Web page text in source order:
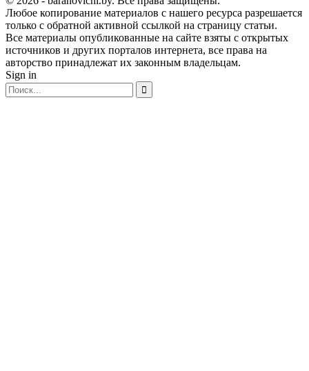
Любое копирование материалов с нашего ресурса разрешается
только с обратной активной ссылкой на страницу статьи.
Все материалы опубликованные на сайте взяты с открытых
источников и других порталов интернета, все права на
авторство принадлежат их законным владельцам.
Sign in